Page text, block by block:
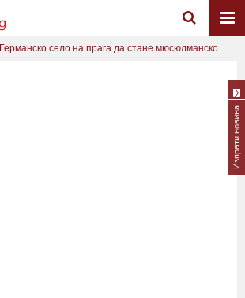
Германско село на прага да стане мюсюлманско
Изпрати новина